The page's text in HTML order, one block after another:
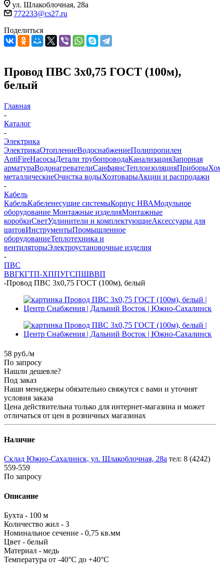
ул. Шлакоблочная, 28а
772233@cs27.ru
Поделиться
Провод ПВС 3х0,75 ГОСТ (100м),
белый
Главная
-
Каталог
-
Электрика
ЭлектрикаОтоплениеВодоснабжениеПолипропилен
AntiFireНасосыДетали трубопроводаКанализацияЗапорная
арматураВодонагревателиСанфаянсТеплоизоляцияПриборы
металлическиеОчистка водыХозтоварыАкции и распродажи
-
Кабель
КабельКабеленесущие системыКорпус НВАМодульное
оборудование Монтажные изделияМонтажные
коробкиСветУдлинители и комплектующиеАксессуары для
щитовИнструментыПромышленное
оборудованиеТеплотехника и
вентиляторыЭлектроустановочные изделия
-
ПВС
ВВГКГТП-ХППУГСПШВВП
-Провод ПВС 3х0,75 ГОСТ (100м), белый
58 руб./м
По запросу
Нашли дешевле?
Под заказ
Наши менеджеры обязательно свяжутся с вами и уточнят
условия заказа
Цена действительна только для интернет-магазина и может
отличаться от цен в розничных магазинах
Наличие
Склад Южно-Сахалинск, ул. Шлакоблочная, 28а тел: 8 (4242)
559-559
По запросу
Описание
Бухта - 100 м
Количество жил - 3
Номинальное сечение - 0,75 кв.мм
Цвет - белый
Материал - медь
Температура от -40°С до +40°С